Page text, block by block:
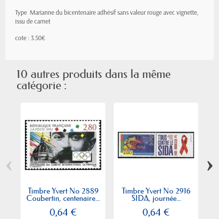
Type Marianne du bicentenaire adhésif sans valeur rouge avec vignette,
issu de carnet
cote : 3.50€
10 autres produits dans la même
catégorie :
Timbre Yvert No 2889
Coubertin, centenaire...
0,64 €
Timbre Yvert No 2916
SIDA, journée...
0,64 €
‹ ›